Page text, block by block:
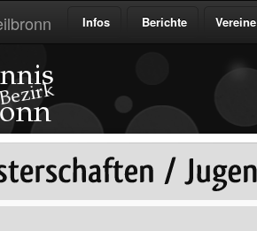
Infos Berichte Vereine